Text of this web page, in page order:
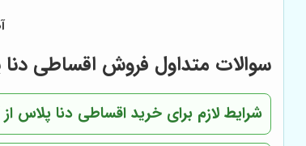
سوالات متداول فروش اقساطی
شرایط لازم برای خرید اقساطی دنا پلاس